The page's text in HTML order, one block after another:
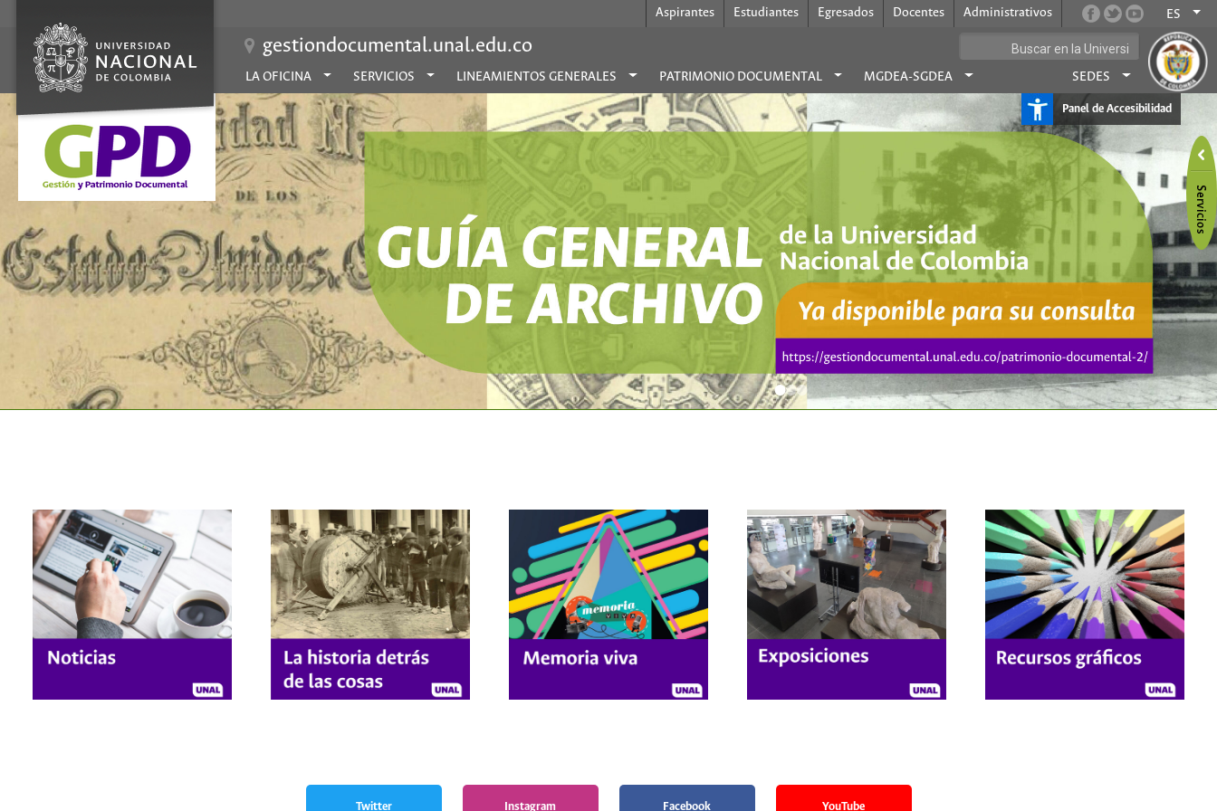
Aspirantes Estudiantes Egresados Docentes Administrativos ES
gestiondocumental.unal.edu.co
LA OFICINA SERVICIOS LINEAMIENTOS GENERALES PATRIMONIO DOCUMENTAL MGDEA-SGDEA SEDES
Panel de Accesibilidad
Twitter Instagram Facebook YouTube